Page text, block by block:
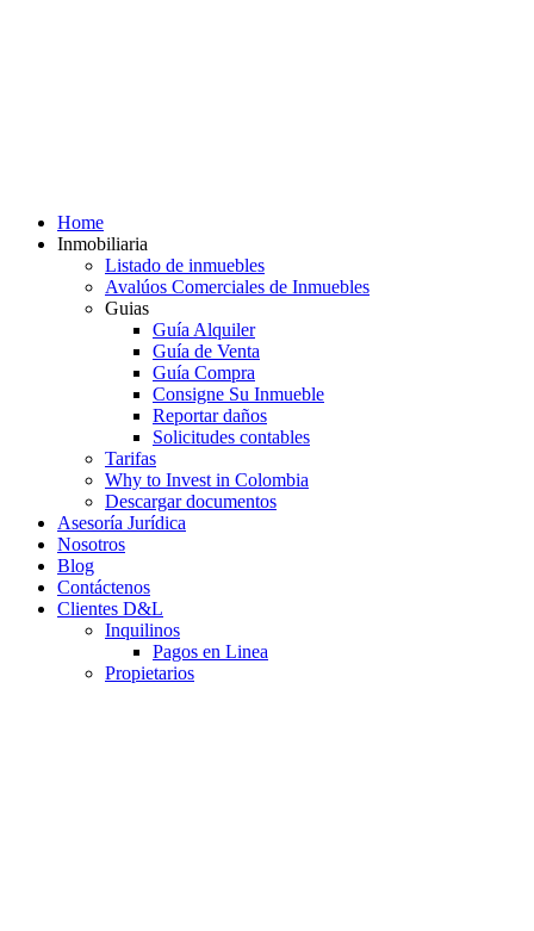
Home
Inmobiliaria
Listado de inmuebles
Avalúos Comerciales de Inmuebles
Guias
Guía Alquiler
Guía de Venta
Guía Compra
Consigne Su Inmueble
Reportar daños
Solicitudes contables
Tarifas
Why to Invest in Colombia
Descargar documentos
Asesoría Jurídica
Nosotros
Blog
Contáctenos
Clientes D&L
Inquilinos
Pagos en Linea
Propietarios